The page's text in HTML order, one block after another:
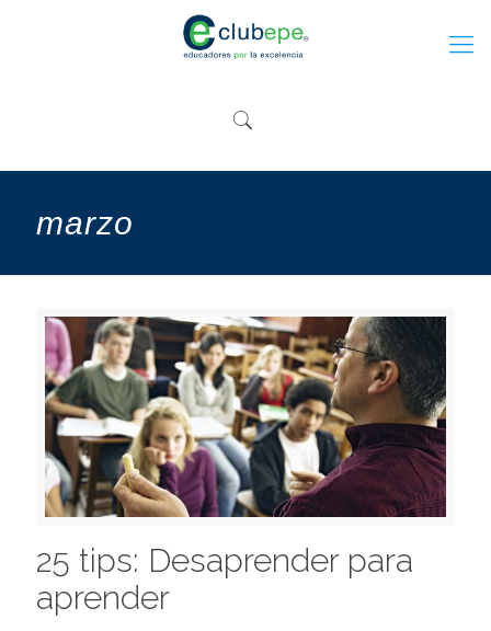
marzo
25 tips: Desaprender para
aprender